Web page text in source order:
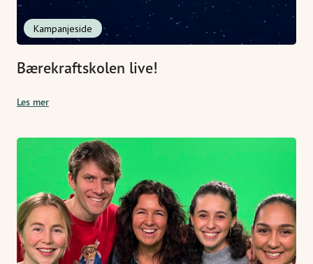
Kampanjeside
Bærekraftskolen live!
Les mer